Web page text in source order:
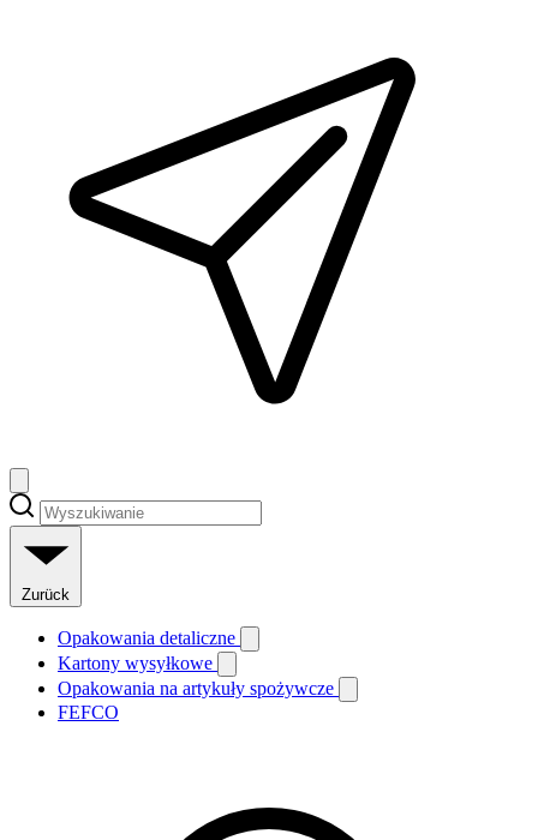
Zurück
Opakowania detaliczne
Kartony wysyłkowe
Opakowania na artykuły spożywcze
FEFCO